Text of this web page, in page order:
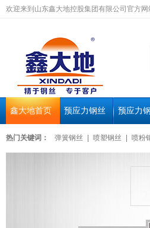
欢迎来到山东鑫大地控股集团有限公司官方网
鑫大地首页 预应力钢丝 预应力
热门关键词： 弹簧钢丝 喷塑钢丝 喷粉